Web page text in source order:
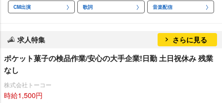
CM出演 歌詞 音楽配信
求人特集 さらに見る
ポケット菓子の検品作業/安心の大手企業!日勤 土日祝休み 残業
なし
株式会社トーコー
時給1,500円